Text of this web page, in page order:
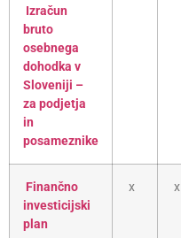
Izračun
bruto
osebnega
dohodka v
Sloveniji –
za podjetja
in
posameznike
Finančno
investicijski
plan
x x